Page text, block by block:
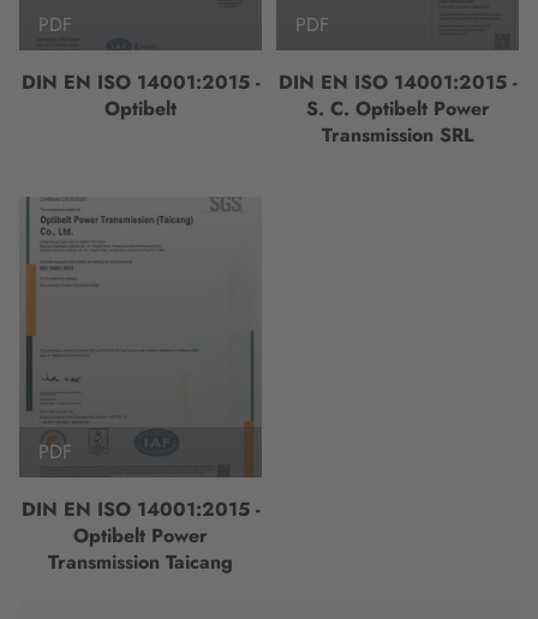
PDF
DIN EN ISO 14001:2015 -
Optibelt
PDF
DIN EN ISO 14001:2015 -
S. C. Optibelt Power
Transmission SRL
PDF
DIN EN ISO 14001:2015 -
Optibelt Power
Transmission Taicang